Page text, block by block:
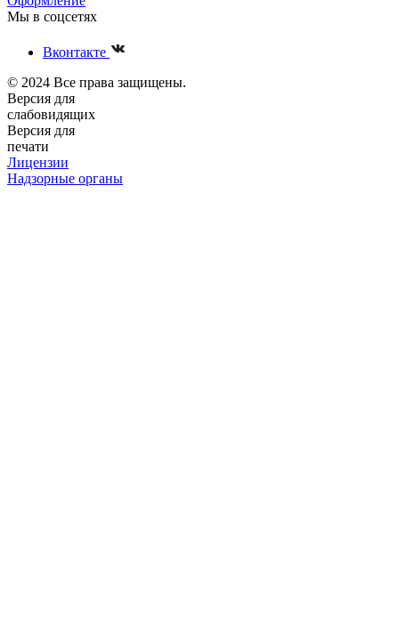
Мы в соцсетях
Вконтакте
© 2024 Все права защищены.
Версия для
слабовидящих
Версия для
печати
Лицензии
Надзорные органы